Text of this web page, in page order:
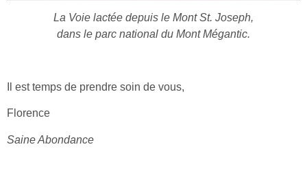
La Voie lactée depuis le Mont St. Joseph,
dans le parc national du Mont Mégantic.
Il est temps de prendre soin de vous,
Florence
Saine Abondance